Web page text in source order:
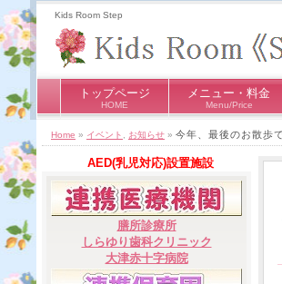
Kids Room Step
トップページ
HOME
メニュー・料金
Menu/Price
Home » イベント お知らせ » 今年、最後のお散歩
AED(乳児対応)設置施設
膳所診療所
しらゆり歯科クリニック
大津赤十字病院